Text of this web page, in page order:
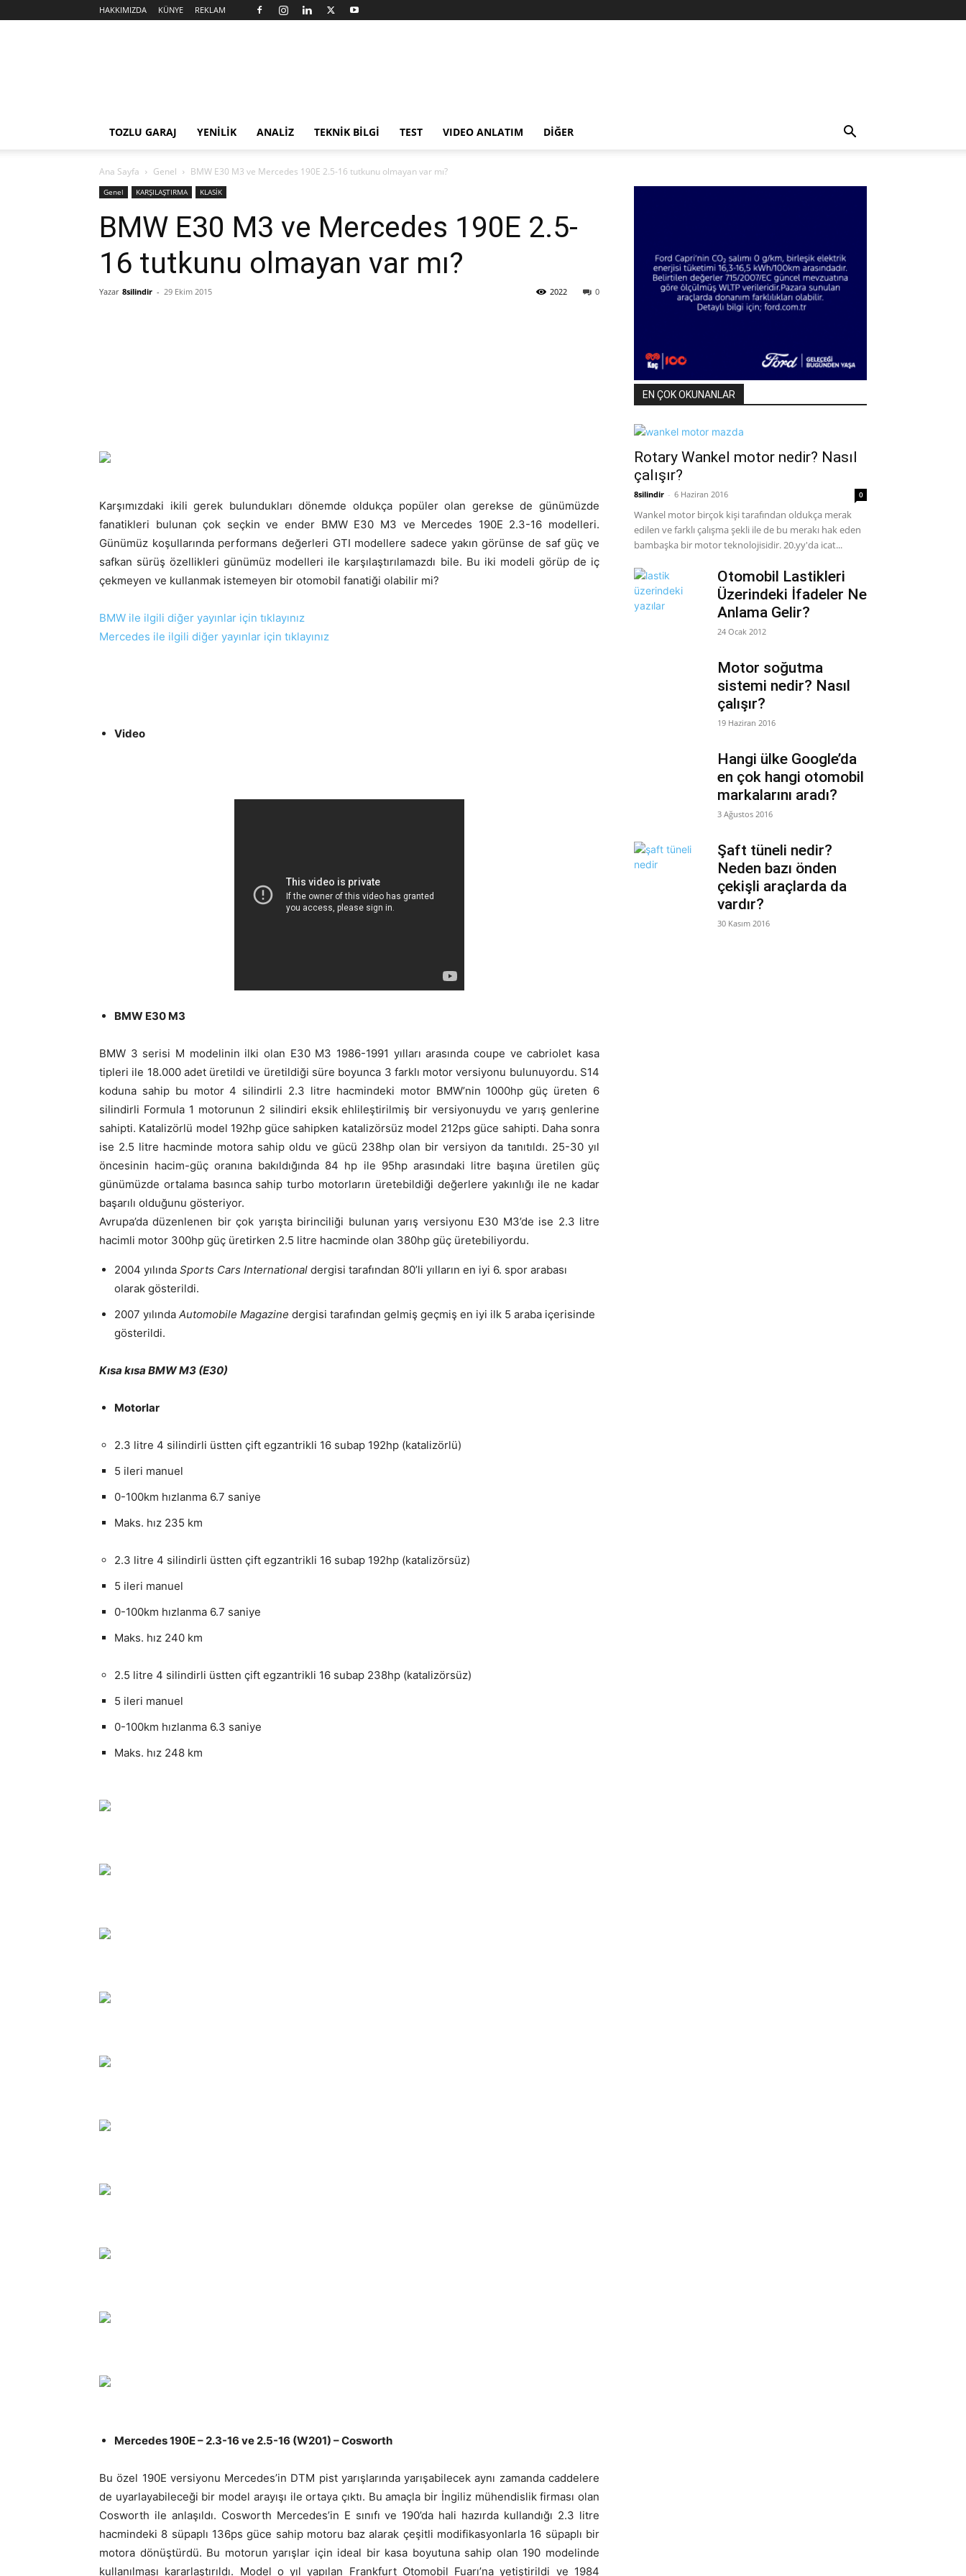
HAKKIMIZDA KÜNYE REKLAM
TOZLU GARAJ YENİLİK ANALİZ TEKNİK BİLGİ TEST VIDEO ANLATIM DİĞER
Ana Sayfa Genel BMW E30 M3 ve Mercedes 190E 2.5-16 tutkunu olmayan var mı?
Genel KARŞILAŞTIRMA KLASİK
BMW E30 M3 ve Mercedes 190E 2.5-
16 tutkunu olmayan var mı?
Yazar 8silindir - 29 Ekim 2015 0
2022
Karşımızdaki ikili gerek bulundukları dönemde oldukça popüler olan gerekse de günümüzde
fanatikleri bulunan çok seçkin ve ender BMW E30 M3 ve Mercedes 190E 2.3-16 modelleri.
Günümüz koşullarında performans değerleri GTI modellere sadece yakın görünse de saf güç ve
safkan sürüş özellikleri günümüz modelleri ile karşılaştırılamazdı bile. Bu iki modeli görüp de iç
çekmeyen ve kullanmak istemeyen bir otomobil fanatiği olabilir mi?
BMW ile ilgili diğer yayınlar için tıklayınız
Mercedes ile ilgili diğer yayınlar için tıklayınız
Video
BMW E30 M3
BMW 3 serisi M modelinin ilki olan E30 M3 1986-1991 yılları arasında coupe ve cabriolet kasa
tipleri ile 18.000 adet üretildi ve üretildiği süre boyunca 3 farklı motor versiyonu bulunuyordu. S14
koduna sahip bu motor 4 silindirli 2.3 litre hacmindeki motor BMW’nin 1000hp güç üreten 6
silindirli Formula 1 motorunun 2 silindiri eksik ehlileştirilmiş bir versiyonuydu ve yarış genlerine
sahipti. Katalizörlü model 192hp güce sahipken katalizörsüz model 212ps güce sahipti. Daha sonra
ise 2.5 litre hacminde motora sahip oldu ve gücü 238hp olan bir versiyon da tanıtıldı. 25-30 yıl
öncesinin hacim-güç oranına bakıldığında 84 hp ile 95hp arasındaki litre başına üretilen güç
günümüzde ortalama basınca sahip turbo motorların üretebildiği değerlere yakınlığı ile ne kadar
başarılı olduğunu gösteriyor.
Avrupa’da düzenlenen bir çok yarışta birinciliği bulunan yarış versiyonu E30 M3’de ise 2.3 litre
hacimli motor 300hp güç üretirken 2.5 litre hacminde olan 380hp güç üretebiliyordu.
2004 yılında Sports Cars International dergisi tarafından 80’li yılların en iyi 6. spor arabası
olarak gösterildi.
2007 yılında Automobile Magazine dergisi tarafından gelmiş geçmiş en iyi ilk 5 araba içerisinde
gösterildi.
Kısa kısa BMW M3 (E30)
Motorlar
2.3 litre 4 silindirli üstten çift egzantrikli 16 subap 192hp (katalizörlü)
5 ileri manuel
0-100km hızlanma 6.7 saniye
Maks. hız 235 km
2.3 litre 4 silindirli üstten çift egzantrikli 16 subap 192hp (katalizörsüz)
5 ileri manuel
0-100km hızlanma 6.7 saniye
Maks. hız 240 km
2.5 litre 4 silindirli üstten çift egzantrikli 16 subap 238hp (katalizörsüz)
5 ileri manuel
0-100km hızlanma 6.3 saniye
Maks. hız 248 km
Mercedes 190E – 2.3-16 ve 2.5-16 (W201) – Cosworth
Bu özel 190E versiyonu Mercedes’in DTM pist yarışlarında yarışabilecek aynı zamanda caddelere
de uyarlayabileceği bir model arayışı ile ortaya çıktı. Bu amaçla bir İngiliz mühendislik firması olan
Cosworth ile anlaşıldı. Cosworth Mercedes’in E sınıfı ve 190’da hali hazırda kullandığı 2.3 litre
hacmindeki 8 süpaplı 136ps güce sahip motoru baz alarak çeşitli modifikasyonlarla 16 süpaplı bir
motora dönüştürdü. Bu motorun yarışlar için ideal bir kasa boyutuna sahip olan 190 modelinde
kullanılması kararlaştırıldı. Model o yıl yapılan Frankfurt Otomobil Fuarı’na yetiştirildi ve 1984
EN ÇOK OKUNANLAR
Rotary Wankel motor nedir? Nasıl
çalışır?
8silindir - 6 Haziran 2016 0
Wankel motor birçok kişi tarafından oldukça merak
edilen ve farklı çalışma şekli ile de bu merakı hak eden
bambaşka bir motor teknolojisidir. 20.yy'da icat...
Otomobil Lastikleri
Üzerindeki İfadeler Ne
Anlama Gelir?
24 Ocak 2012
Motor soğutma
sistemi nedir? Nasıl
çalışır?
19 Haziran 2016
Hangi ülke Google’da
en çok hangi otomobil
markalarını aradı?
3 Ağustos 2016
Şaft tüneli nedir?
Neden bazı önden
çekişli araçlarda da
vardır?
30 Kasım 2016